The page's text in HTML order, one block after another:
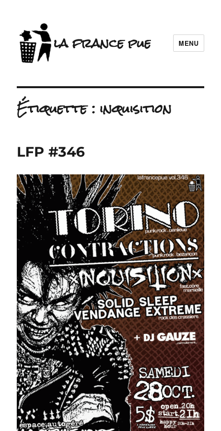
la france pue MENU
Étiquette : inquisition
LFP #346